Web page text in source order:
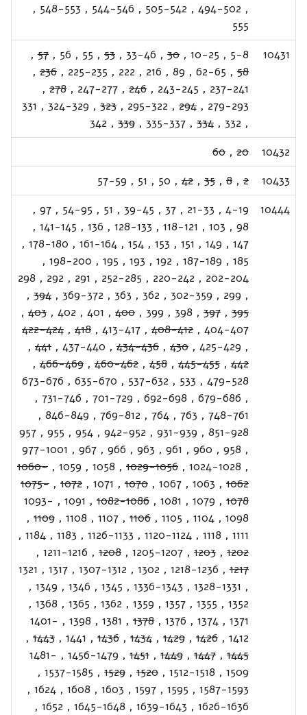
,
494-502
,
505-542
,
544-546
,
548-553
,
555
10431
5-8
,
10-25
,
30
,
33-46
,
53
,
55
,
56
,
57
,
58
,
62-65
,
89
,
216
,
222
,
225-235
,
236
,
237-241
,
243-245
,
246
,
247-277
,
278
,
279-293
,
294
,
295-322
,
323
,
324-329
,
331
,
332
,
334
,
335-337
,
339
,
342
10432
20
,
60
10433
2
,
8
,
35
,
42
,
50
,
51
,
57-59
10444
4-19
,
21-33
,
37
,
39-45
,
51
,
54-95
,
97
,
98
,
103
,
118-121
,
128-133
,
136
,
141-145
,
147
,
149
,
151
,
153
,
154
,
161-164
,
178-180
,
185
,
187-189
,
192
,
193
,
195
,
198-200
,
202-204
,
220-242
,
252-285
,
291
,
292
,
298
,
299
,
302-359
,
362
,
363
,
369-372
,
394
,
395
,
397
,
398
,
399
,
400
,
401
,
402
,
403
,
404-407
,
408-412
,
413-417
,
418
,
422-424
,
425-429
,
430
,
434-436
,
437-440
,
441
,
442
,
445-455
,
458
,
460-462
,
466-469
,
479-528
,
533
,
537-632
,
635-670
,
673-676
,
679-686
,
692-698
,
701-729
,
731-746
,
748-761
,
763
,
764
,
769-812
,
846-849
,
851-928
,
931-939
,
942-952
,
954
,
955
,
957
,
958
,
960
,
961
,
963
,
966
,
967
,
977-1001
,
1024-1028
,
1029-1056
,
1058
,
1059
,
1060-
1062
,
1063
,
1067
,
1070
,
1071
,
1072
,
1075-
1078
,
1079
,
1081
,
1082-1086
,
1091
,
1093-
1098
,
1104
,
1105
,
1106
,
1107
,
1108
,
1109
,
1111
,
1118
,
1120-1124
,
1126-1133
,
1183
,
1184
,
1202
,
1203
,
1205-1207
,
1208
,
1211-1216
,
1217
,
1218-1236
,
1302
,
1307-1312
,
1317
,
1321
,
1328-1331
,
1336-1343
,
1345
,
1346
,
1349
,
1352
,
1355
,
1357
,
1359
,
1362
,
1365
,
1368
,
1371
,
1374
,
1376
,
1378
,
1381
,
1398
,
1401-
1412
,
1426
,
1429
,
1434
,
1436
,
1441
,
1443
,
1445
,
1447
,
1449
,
1451
,
1456-1479
,
1481-
1509
,
1512-1518
,
1520
,
1529
,
1537-1585
,
1587-1593
,
1595
,
1597
,
1603
,
1608
,
1624
,
1626-1636
,
1639-1643
,
1645-1648
,
1652
,